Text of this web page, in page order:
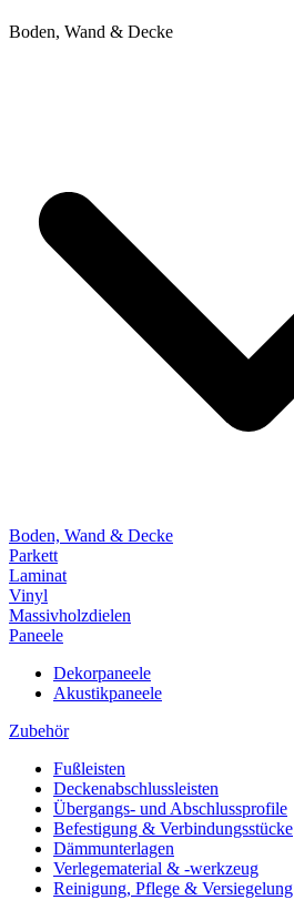
Boden, Wand & Decke
Boden, Wand & Decke
Parkett
Laminat
Vinyl
Massivholzdielen
Paneele
Dekorpaneele
Akustikpaneele
Zubehör
Fußleisten
Deckenabschlussleisten
Übergangs- und Abschlussprofile
Befestigung & Verbindungsstücke
Dämmunterlagen
Verlegematerial & -werkzeug
Reinigung, Pflege & Versiegelung